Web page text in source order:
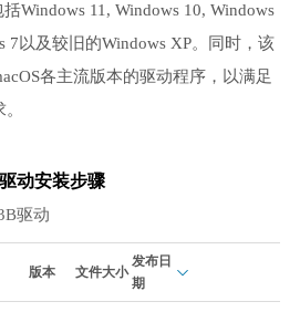
Windows 11, Windows 10, Windows
7以及较旧的Windows XP。同时，该
各主流版本的驱动程序，以满足
动安装步骤
驱动
版本 文件大小
发布日
期